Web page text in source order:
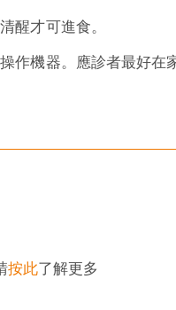
醒才可進食。
作機器。應診者最好在
按此了解更多